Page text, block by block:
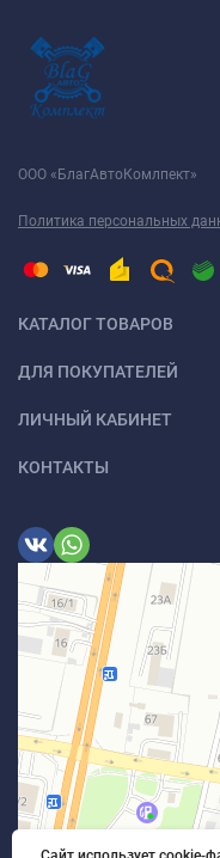
ООО «БлагАвтоКомлпект»
Политика персональных
КАТАЛОГ ТОВАРОВ
ДЛЯ ПОКУПАТЕЛЕЙ
ЛИЧНЫЙ КАБИНЕТ
КОНТАКТЫ